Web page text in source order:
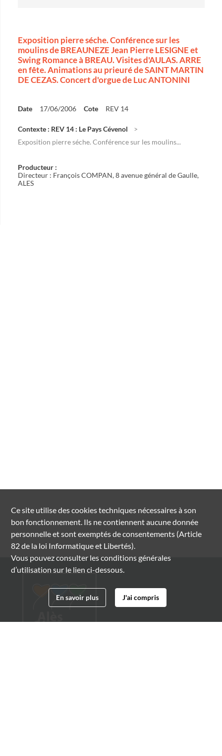
Exposition pierre séche. Conférence sur les
moulins de BREAUNEZE Jean Pierre LESIGNE et
Swing Romance à BREAU. Visites d'AULAS. ARRE
en fête. Animations au prieuré de SAINT MARTIN
DE CEZAS. Concert d'orgue de Luc ANTONINI
Date 17/06/2006 Cote REV 14
Contexte : REV 14 : Le Pays Cévenol
Exposition pierre séche. Conférence sur les moulins...
Producteur :
Directeur : François COMPAN, 8 avenue général de Gaulle,
ALES
Ce site utilise descookiestechniques nécessaires à son
bon fonctionnement. Ils ne contiennent aucune donnée
personnelle et sont exemptés de consentements (Article
82 de la loi Informatique et Libertés).
Vous pouvez consulter les conditions générales
d’utilisation sur le lien ci-dessous.
En savoir plus J'ai compris